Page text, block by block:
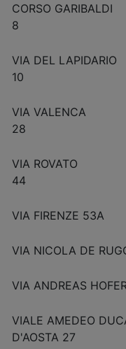
CORSO GARIBALDI
8
VIA DEL LAPIDARIO
10
VIA VALENCA
28
VIA ROVATO
44
VIA FIRENZE 53A
VIA NICOLA DE
VIA ANDREAS
VIALE AMEDEO
D'AOSTA 27